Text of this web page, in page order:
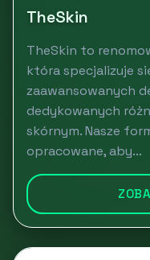
TheSkin
TheSkin to
która specjalizuje
zaawansowanych
dedykowanych
skórnym. Nasze
opracowane, aby...